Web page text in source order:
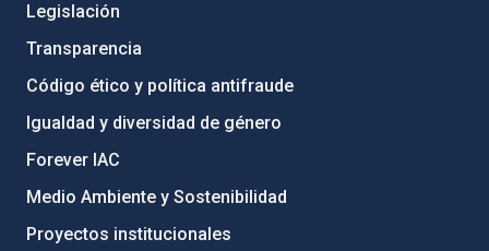
Legislación
Transparencia
Código ético y política antifraude
Igualdad y diversidad de género
Forever IAC
Medio Ambiente y Sostenibilidad
Proyectos institucionales